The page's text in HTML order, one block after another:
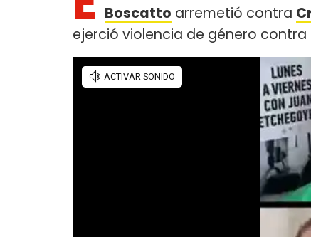
Boscatto arremetió contra
ejerció violencia de género